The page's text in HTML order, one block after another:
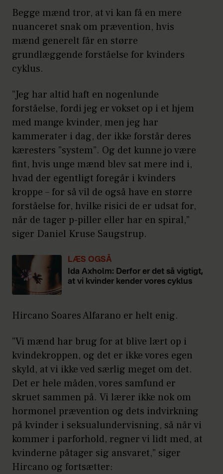
Begge mænd tror, at vi kan få en mere
nuanceret snak om prævention, hvis
mænd generelt får en større
grundlæggende forståelse for kvinders
cyklus.
”Jeg har altid haft en nogenlunde
forståelse, fordi jeg er vokset op i et hjem
med mange kvinder, men jeg har
kammerater i dag, der ikke forstår deres
kæresters ”system”. Og det kunne jo være
fint, hvis unge mænd blev sat mere ind i,
hvad der egentligt foregår i kvinders
kroppe – for så vil de også have en større
forståelse for, hvilke risici de er udsat for,
når de tager p-piller eller har en spiral,”
siger Daniel Kruse Saugstrup.
LÆS OGSÅ
Ida Axholm: Derfor er det så vigtigt,
at vi kvinder kender vores cyklus
Hircano Soares Alfarano er helt enig.
”Vi mænd har brug for at blive lært op i
kvindekroppen, og det er ikke vores egen
skyld, at vi ikke ved særlig meget om det.
Det er hele måden, vores samfund er
skruet sammen på. Vi lærer ikke nok om
hormonel prævention og dets indvirkning
på kvinder i seksualundervisning, så når vi
kommer i parforhold, regner vi lidt med, at
kvinderne påtager sig ansvaret,” siger
Hircano og fortsætter: